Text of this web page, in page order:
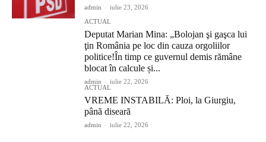
admin - iulie 23, 2026
ACTUAL
Deputat Marian Mina: „Bolojan şi gaşca lui
ţin România pe loc din cauza orgoliilor
politice!În timp ce guvernul demis rămâne
blocat în calcule și...
admin - iulie 22, 2026
ACTUAL
VREME INSTABILĂ: Ploi, la Giurgiu,
până diseară
admin - iulie 22, 2026